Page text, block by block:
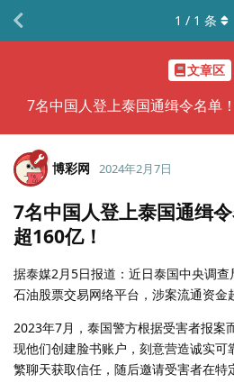
文章区
7名中国人登上泰国通缉令名单
1 / 1 条
博彩网 2024年2月7日
7名中国人登上泰国通缉
超160亿！
据泰媒2月5日报道：近日泰国中央调
石油股票交易网络平台，涉案流通资金
2023年7月，泰国警方根据受害者报案
现他们创建脸书账户，刻意营造诚实可
繁聊天获取信任，随后邀请受害者在特